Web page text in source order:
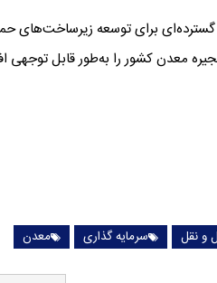
گسترده‌ای برای توسعه
معدن کشور را به‌طور قابل توجهی
و نقل سرمایه گذاری معدن